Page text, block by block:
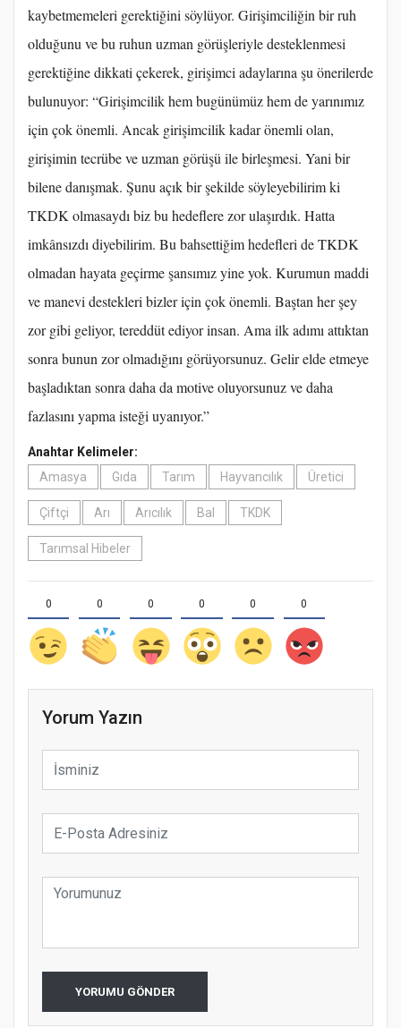
kaybetmemeleri gerektiğini söylüyor. Girişimciliğin bir ruh
olduğunu ve bu ruhun uzman görüşleriyle desteklenmesi
gerektiğine dikkati çekerek, girişimci adaylarına şu önerilerde
bulunuyor: “Girişimcilik hem bugünümüz hem de yarınımız
için çok önemli. Ancak girişimcilik kadar önemli olan,
girişimin tecrübe ve uzman görüşü ile birleşmesi. Yani bir
bilene danışmak. Şunu açık bir şekilde söyleyebilirim ki
TKDK olmasaydı biz bu hedeflere zor ulaşırdık. Hatta
imkânsızdı diyebilirim. Bu bahsettiğim hedefleri de TKDK
olmadan hayata geçirme şansımız yine yok. Kurumun maddi
ve manevi destekleri bizler için çok önemli. Baştan her şey
zor gibi geliyor, tereddüt ediyor insan. Ama ilk adımı attıktan
sonra bunun zor olmadığını görüyorsunuz. Gelir elde etmeye
başladıktan sonra daha da motive oluyorsunuz ve daha
fazlasını yapma isteği uyanıyor.”
Anahtar Kelimeler:
Amasya
Gıda Tarım Hayvancılık Üretici
Çiftçi Arı Arıcılık Bal TKDK
Tarımsal Hibeler
0 0 0 0 0 0
Yorum Yazın
YORUMU GÖNDER